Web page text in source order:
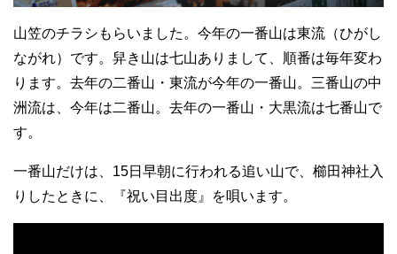
山笠のチラシもらいました。今年の一番山は東流（ひがし
ながれ）です。舁き山は七山ありまして、順番は毎年変わ
ります。去年の二番山・東流が今年の一番山。三番山の中
洲流は、今年は二番山。去年の一番山・大黒流は七番山で
す。
一番山だけは、15日早朝に行われる追い山で、櫛田神社入
りしたときに、『祝い目出度』を唄います。